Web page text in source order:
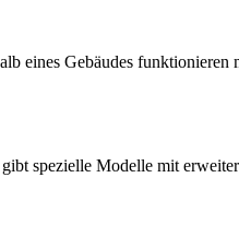
eines Gebäudes
spezielle Modelle mit